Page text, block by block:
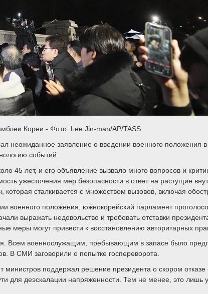
Кореи - Фото: Lee Jin-man/AP/TASS
неожиданное заявление о введении военного положения
событий.
45 лет, и его объявление вызвало много вопросов и
ужесточения мер безопасности в ответ на растущие
сталкивается с множеством вызовов, включая
военного положения, южнокорейский парламент
выражать недовольство и требовать отставки
меры могут привести к восстановлению авторитарных
Всем военнослужащим, пребывающим в запасе было
В СМИ заговорили о попытке госпереворота.
поддержал решение президента о скором
для деэскалации напряженности. Тем не менее, это